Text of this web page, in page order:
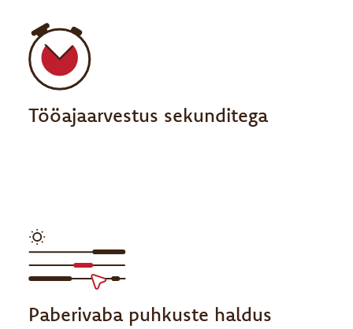
Tööajaarvestus sekunditega
Paberivaba puhkuste haldus